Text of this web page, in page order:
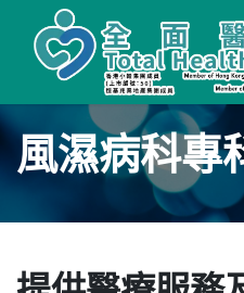
風濕病科專